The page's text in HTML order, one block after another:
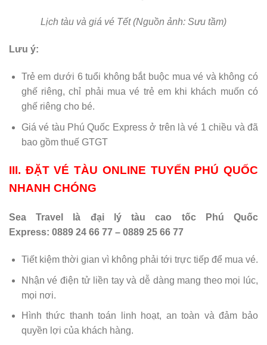
Lịch tàu và giá vé Tết (Nguồn ảnh: Sưu tầm)
Lưu ý:
Trẻ em dưới 6 tuổi không bắt buộc mua vé và không có
ghế riêng, chỉ phải mua vé trẻ em khi khách muốn có
ghế riêng cho bé.
Giá vé tàu Phú Quốc Express ở trên là vé 1 chiều và đã
bao gồm thuế GTGT
III. ĐẶT VÉ TÀU ONLINE TUYẾN PHÚ QUỐC
NHANH CHÓNG
Sea Travel là đại lý tàu cao tốc Phú Quốc
Express: 0889 24 66 77 – 0889 25 66 77
Tiết kiệm thời gian vì không phải tới trực tiếp để mua vé.
Nhận vé điện tử liền tay và dễ dàng mang theo mọi lúc,
mọi nơi.
Hình thức thanh toán linh hoạt, an toàn và đảm bảo
quyền lợi của khách hàng.